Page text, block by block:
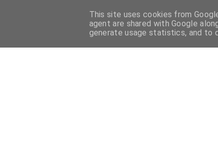
PASTICCERIA FRANCESE PASTICCERIA ITALIANA
This site uses cookies from
agent are shared with Google
generate usage statistics, and to